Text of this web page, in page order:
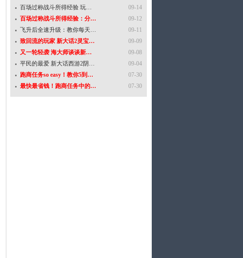
09-14
百场过称战斗所得经验 玩…
09-12
百场过称战斗所得经验：分…
09-11
飞升后全速升级：教你每天…
09-09
致回流的玩家 新大话2灵宝…
09-08
又一轮轻袭 海大师谈谈新…
09-04
平民的最爱 新大话西游2阴…
07-30
跑商任务so easy！教你5到…
07-30
最快最省钱！跑商任务中的…